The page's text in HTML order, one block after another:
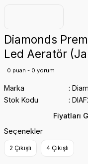
Diamonds
Led Aeratör
0 puan - 0 yorum
Marka
Stok Kodu
Fiyatları
Seçenekler
2 Çıkışlı 4 Çıkışlı